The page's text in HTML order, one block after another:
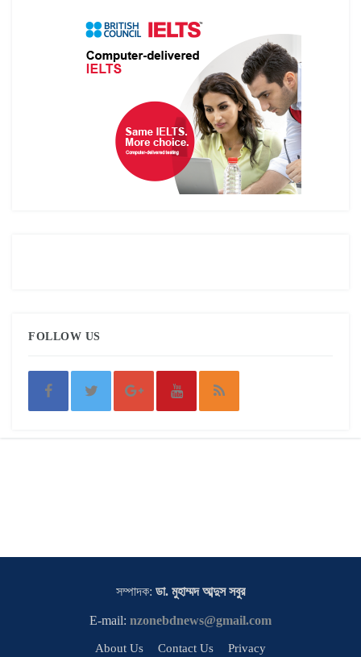
FOLLOW US
সম্পাদক: ডা. মুহাম্মদ আব্দুস সবুর
E-mail: nzonebdnews@gmail.com
About Us Contact Us Privacy